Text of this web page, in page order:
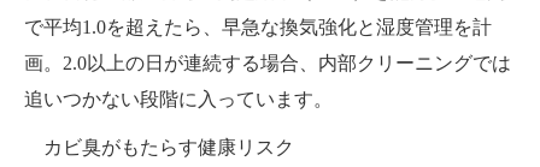
で平均1.0を超えたら、早急な換気強化と湿度管理を計
画。2.0以上の日が連続する場合、内部クリーニングでは
追いつかない段階に入っています。
カビ臭がもたらす健康リスク